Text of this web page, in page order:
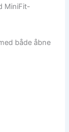
MiniFit-
både åbne